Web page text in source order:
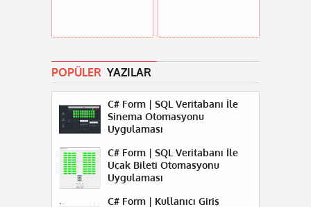
POPÜLER YAZILAR
C# Form | SQL Veritabanı İle
Sinema Otomasyonu
Uygulaması
C# Form | SQL Veritabanı İle
Uçak Bileti Otomasyonu
Uygulaması
C# Form | Kullanıcı Giriş